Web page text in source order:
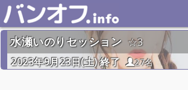
水瀬いのりセッション
3
2023年9月23日(土) 終了
27名